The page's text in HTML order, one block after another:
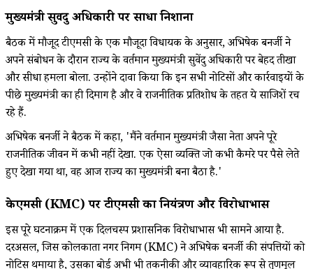
मुख्यमंत्री सुवेंदु अधिकारी पर साधा निशाना
बैठक में मौजूद टीएमसी के एक मौजूदा विधायक के अनुसार, अभिषेक बनर्जी ने
अपने संबोधन के दौरान राज्य के वर्तमान मुख्यमंत्री सुवेंदु अधिकारी पर बेहद तीखा
और सीधा हमला बोला. उन्होंने दावा किया कि इन सभी नोटिसों और कार्रवाइयों के
पीछे मुख्यमंत्री का ही दिमाग है और वे राजनीतिक प्रतिशोध के तहत ये साजिशें रच
रहे हैं.
अभिषेक बनर्जी ने बैठक में कहा, 'मैंने वर्तमान मुख्यमंत्री जैसा नेता अपने पूरे
राजनीतिक जीवन में कभी नहीं देखा. एक ऐसा व्यक्ति जो कभी कैमरे पर पैसे लेते
हुए देखा गया था, वह आज राज्य का मुख्यमंत्री बना बैठा है.'
केएमसी (KMC) पर टीएमसी का नियंत्रण और विरोधाभास
इस पूरे घटनाक्रम में एक दिलचस्प प्रशासनिक विरोधाभास भी सामने आया है.
दरअसल, जिस कोलकाता नगर निगम (KMC) ने अभिषेक बनर्जी की संपत्तियों को